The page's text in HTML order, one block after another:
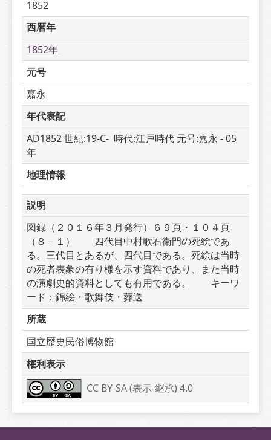
1852
西暦年
1852年
元号
嘉永
年代表記
AD1852 世紀:19-C-  時代:江戸時代 元号:嘉永 - 05
年
地理情報
説明
図録（２０１６年３月発行）６９頁・１０４頁
（８－１）　　四代目中村歌右衛門の死絵であ
る。三代目とあるが、四代目である。死絵は当時
の死者表象の有り様を示す資料であり、また当時
の演劇史的資料としても有用である。　　キーワ
ード：錦絵・歌舞伎・葬送
所蔵
国立歴史民俗博物館
権利表示
CC BY-SA (表示-継承) 4.0